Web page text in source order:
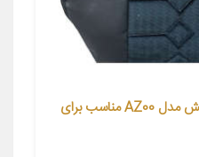
روکش صندلی خودرو آذین روکش مدل AZ00 مناسب برای